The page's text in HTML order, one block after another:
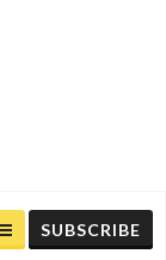
SUBSCRIBE